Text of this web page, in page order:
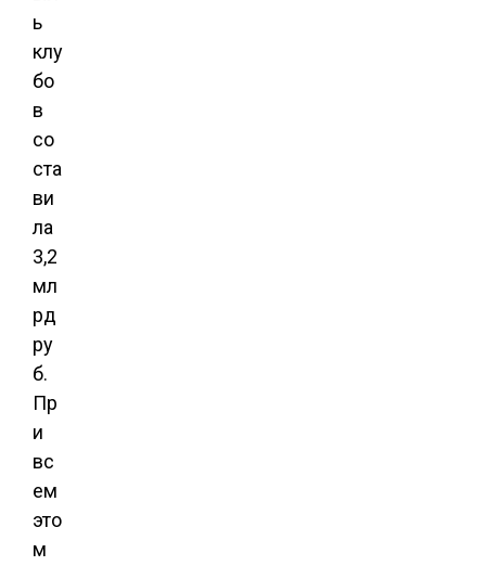
ь
клу
бо
в
со
ста
ви
ла
3,2
мл
рд
ру
б.
Пр
и
вс
ем
это
м